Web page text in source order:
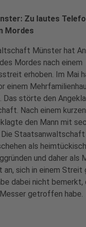
Zu lautes
Mordes
Münster hat
Mordes nach einem
erhoben. Im Mai
einem
störte den
Nach einem
den Mann mit
als
und daher als
an, sich in einem Streit
dabei nicht bemerkt,
getroffen habe.